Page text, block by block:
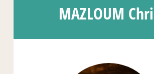
MAZLOUM